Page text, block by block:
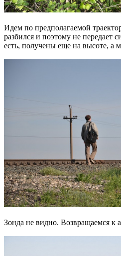
Идем по предполагаемой
разбился и поэтому не передает
есть, получены еще на высоте, а
Зонда не видно. Возвращаемся к